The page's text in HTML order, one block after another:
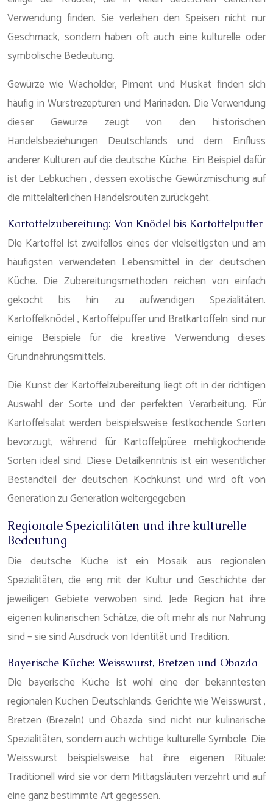
Verwendung finden. Sie verleihen den Speisen nicht nur
Geschmack, sondern haben oft auch eine kulturelle oder
symbolische Bedeutung.
Gewürze wie Wacholder, Piment und Muskat finden sich
häufig in Wurstrezepturen und Marinaden. Die Verwendung
dieser Gewürze zeugt von den historischen
Handelsbeziehungen Deutschlands und dem Einfluss
anderer Kulturen auf die deutsche Küche. Ein Beispiel dafür
ist der Lebkuchen , dessen exotische Gewürzmischung auf
die mittelalterlichen Handelsrouten zurückgeht.
Kartoffelzubereitung: Von Knödel bis Kartoffelpuffer
Die Kartoffel ist zweifellos eines der vielseitigsten und am
häufigsten verwendeten Lebensmittel in der deutschen
Küche. Die Zubereitungsmethoden reichen von einfach
gekocht bis hin zu aufwendigen Spezialitäten.
Kartoffelknödel , Kartoffelpuffer und Bratkartoffeln sind nur
einige Beispiele für die kreative Verwendung dieses
Grundnahrungsmittels.
Die Kunst der Kartoffelzubereitung liegt oft in der richtigen
Auswahl der Sorte und der perfekten Verarbeitung. Für
Kartoffelsalat werden beispielsweise festkochende Sorten
bevorzugt, während für Kartoffelpüree mehligkochende
Sorten ideal sind. Diese Detailkenntnis ist ein wesentlicher
Bestandteil der deutschen Kochkunst und wird oft von
Generation zu Generation weitergegeben.
Regionale Spezialitäten und ihre kulturelle
Bedeutung
Die deutsche Küche ist ein Mosaik aus regionalen
Spezialitäten, die eng mit der Kultur und Geschichte der
jeweiligen Gebiete verwoben sind. Jede Region hat ihre
eigenen kulinarischen Schätze, die oft mehr als nur Nahrung
sind – sie sind Ausdruck von Identität und Tradition.
Bayerische Küche: Weisswurst, Bretzen und Obazda
Die bayerische Küche ist wohl eine der bekanntesten
regionalen Küchen Deutschlands. Gerichte wie Weisswurst ,
Bretzen (Brezeln) und Obazda sind nicht nur kulinarische
Spezialitäten, sondern auch wichtige kulturelle Symbole. Die
Weisswurst beispielsweise hat ihre eigenen Rituale:
Traditionell wird sie vor dem Mittagsläuten verzehrt und auf
eine ganz bestimmte Art gegessen.